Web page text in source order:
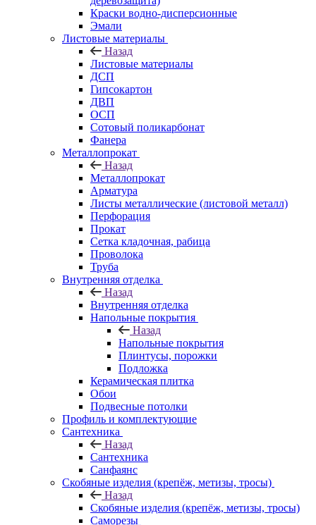
Краски водно-дисперсионные
Эмали
Листовые материалы
Назад
Листовые материалы
ДСП
Гипсокартон
ДВП
ОСП
Сотовый поликарбонат
Фанера
Металлопрокат
Назад
Металлопрокат
Арматура
Листы металлические (листовой металл)
Перфорация
Прокат
Сетка кладочная, рабица
Проволока
Труба
Внутренняя отделка
Назад
Внутренняя отделка
Напольные покрытия
Назад
Напольные покрытия
Плинтусы, порожки
Подложка
Керамическая плитка
Обои
Подвесные потолки
Профиль и комплектующие
Сантехника
Назад
Сантехника
Санфаянс
Скобяные изделия (крепёж, метизы, тросы)
Назад
Скобяные изделия (крепёж, метизы, тросы)
Саморезы